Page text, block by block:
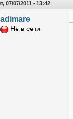
07/07/2011 - 13:42
adimare
Не в сети